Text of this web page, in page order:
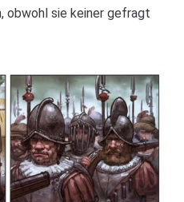
obwohl sie keiner gefragt